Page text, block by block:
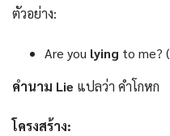
ตัวอย่าง:
Are you lying to me?
คำนาม Lie แปลว่า คำโกหก
โครงสร้าง: